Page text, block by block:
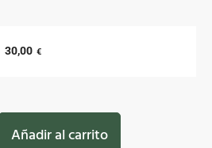
30,00 €
Añadir al carrito